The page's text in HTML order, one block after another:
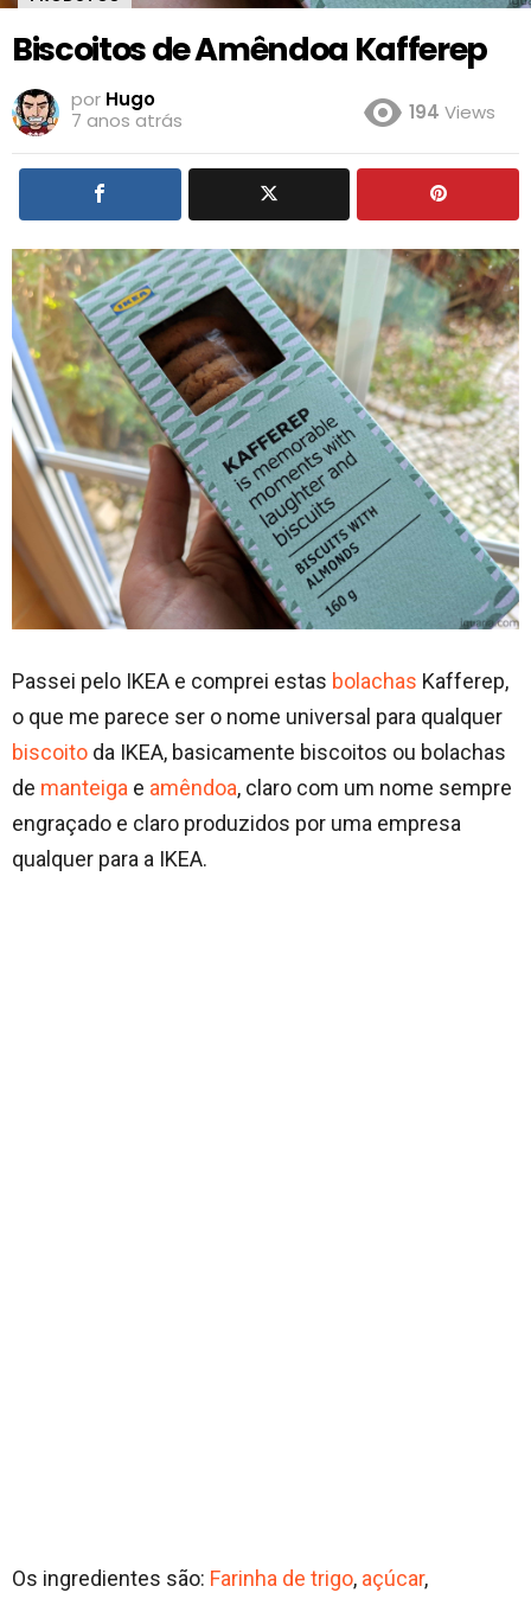
Biscoitos de Amêndoa Kafferep
por Hugo
7 anos atrás
194 Views
Passei pelo IKEA e comprei estas bolachas Kafferep,
o que me parece ser o nome universal para qualquer
biscoito da IKEA, basicamente biscoitos ou bolachas
de manteiga e amêndoa, claro com um nome sempre
engraçado e claro produzidos por uma empresa
qualquer para a IKEA.
Os ingredientes são: Farinha de trigo, açúcar,